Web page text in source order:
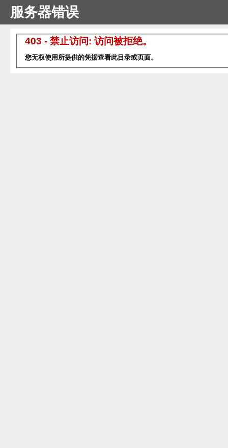
服务器错误
403 - 禁止访问: 访问被拒绝。
您无权使用所提供的凭据查看此目录或页面。